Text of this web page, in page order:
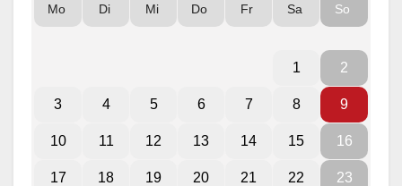
Mo Di Mi Do Fr Sa So
1 2
3 4 5 6 7 8 9
10 11 12 13 14 15 16
17 18 19 20 21 22 23